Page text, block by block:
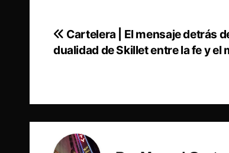
Navegación
Cartelera | El mensaje detrás
dualidad de Skillet entre la fe y el